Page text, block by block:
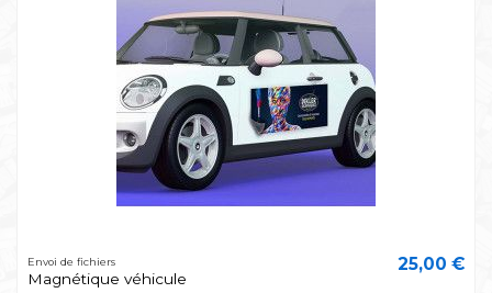
Envoi de fichiers
Magnétique véhicule
25,00 €